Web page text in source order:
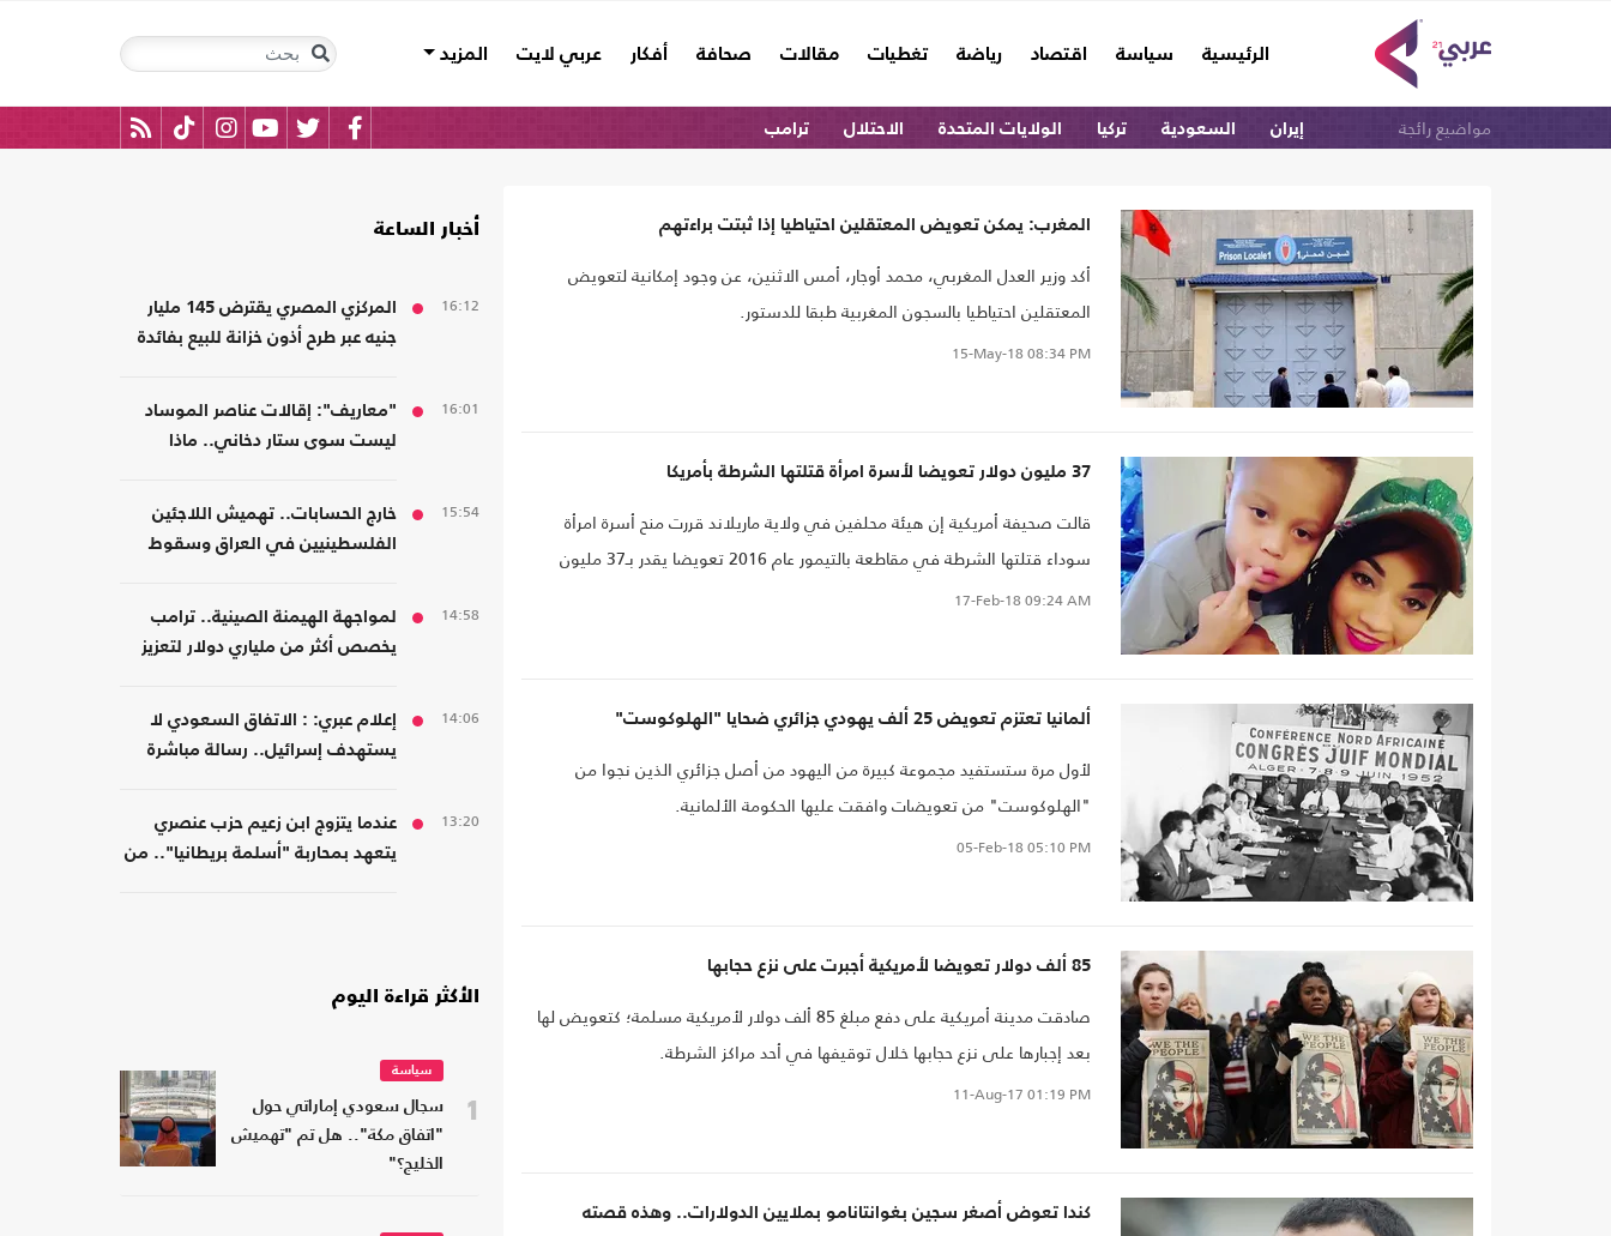
الرئيسية
(current) سياسة اقتصاد رياضة تغطيات مقالات صحافة أفكار عربي لايت المزيد
مواضيع رائجة إيران السعودية تركيا الولايات المتحدة الاحتلال ترامب
المغرب: يمكن تعويض المعتقلين احتياطيا إذا ثبتت براءتهم
أكد وزير العدل المغربي، محمد أوجار، أمس الاثنين، عن وجود إمكانية لتعويض
المعتقلين احتياطيا بالسجون المغربية طبقا للدستور.
15-May-18 08:34 PM
37 مليون دولار تعويضا لأسرة امرأة قتلتها الشرطة بأمريكا
قالت صحيفة أمريكية إن هيئة محلفين في ولاية ماريلاند قررت منح أسرة امرأة
سوداء قتلتها الشرطة في مقاطعة بالتيمور عام 2016 تعويضا يقدر بـ37 مليون
دولار..
17-Feb-18 09:24 AM
ألمانيا تعتزم تعويض 25 ألف يهودي جزائري ضحايا "الهلوكوست"
لأول مرة ستستفيد مجموعة كبيرة من اليهود من أصل جزائري الذين نجوا من
"الهلوكوست" من تعويضات وافقت عليها الحكومة الألمانية.
05-Feb-18 05:10 PM
85 ألف دولار تعويضا لأمريكية أجبرت على نزع حجابها
صادقت مدينة أمريكية على دفع مبلغ 85 ألف دولار لأمريكية مسلمة؛ كتعويض لها
بعد إجبارها على نزع حجابها خلال توقيفها في أحد مراكز الشرطة.
11-Aug-17 01:19 PM
كندا تعوض أصغر سجين بغوانتانامو بملايين الدولارات.. وهذه قصته
أخبار الساعة
16:12
المركزي المصري يقترض 145 مليار
جنيه عبر طرح أذون خزانة للبيع بفائدة
16:01
"معاريف": إقالات عناصر الموساد
ليست سوى ستار دخاني.. ماذا
15:54
خارج الحسابات.. تهميش اللاجئين
الفلسطينيين في العراق وسقوط
14:58
لمواجهة الهيمنة الصينية.. ترامب
يخصص أكثر من ملياري دولار لتعزيز
14:06
إعلام عبري: : الاتفاق السعودي لا
يستهدف إسرائيل.. رسالة مباشرة
13:20
عندما يتزوج ابن زعيم حزب عنصري
يتعهد بمحاربة "أسلمة بريطانيا".. من
الأكثر قراءة اليوم
1
سياسة
سجال سعودي إماراتي حول
"اتفاق مكة".. هل تم "تهميش
الخليج؟"